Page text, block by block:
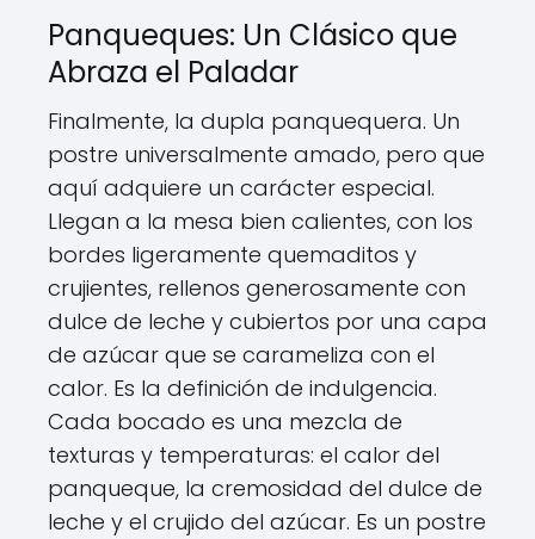
Panqueques: Un Clásico que
Abraza el Paladar
Finalmente, la dupla panquequera. Un
postre universalmente amado, pero que
aquí adquiere un carácter especial.
Llegan a la mesa bien calientes, con los
bordes ligeramente quemaditos y
crujientes, rellenos generosamente con
dulce de leche y cubiertos por una capa
de azúcar que se carameliza con el
calor. Es la definición de indulgencia.
Cada bocado es una mezcla de
texturas y temperaturas: el calor del
panqueque, la cremosidad del dulce de
leche y el crujido del azúcar. Es un postre